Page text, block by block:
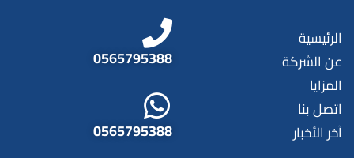
الرئيسية
عن الشركة
المزايا
اتصل بنا
آخر الأخبار
0565795388
0565795388